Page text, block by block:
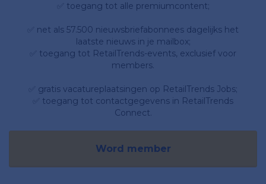
✅ toegang tot alle premiumcontent;
✅ net als 57.500 nieuwsbriefabonnees dagelijks het
laatste nieuws in je mailbox;
✅ toegang tot RetailTrends-events, exclusief voor
members.
✅ gratis vacatureplaatsingen op RetailTrends Jobs;
✅ toegang tot contactgegevens in RetailTrends
Connect.
Word member